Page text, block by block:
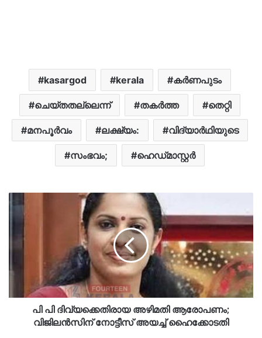
kasargod kerala കർണപുടം
ചെയ്തതല്ലെന്ന് തകർത്ത തെറ്റി
മനപൂര്‍വം ലക്ഷ്യം: വിദ്യാര്‍ഥിയുടെ
സംഭവം; ഹെഡ്‍മാസ്റ്റർ
പി പി ദിവ്യക്കെതിരായ അഴിമതി ആരോപണം;
വിജിലന്‍സിന് നോട്ടീസ് അയച്ച് ഹൈക്കോടതി